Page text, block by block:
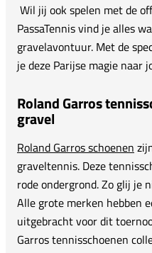
Wil jij ook spelen met de
PassaTennis vind je alles
gravelavontuur. Met de
je deze Parijse magie naar
Roland Garros
gravel
Roland Garros schoenen
graveltennis. Deze
rode ondergrond. Zo glij je
Alle grote merken hebben
uitgebracht voor dit
Garros tennisschoenen